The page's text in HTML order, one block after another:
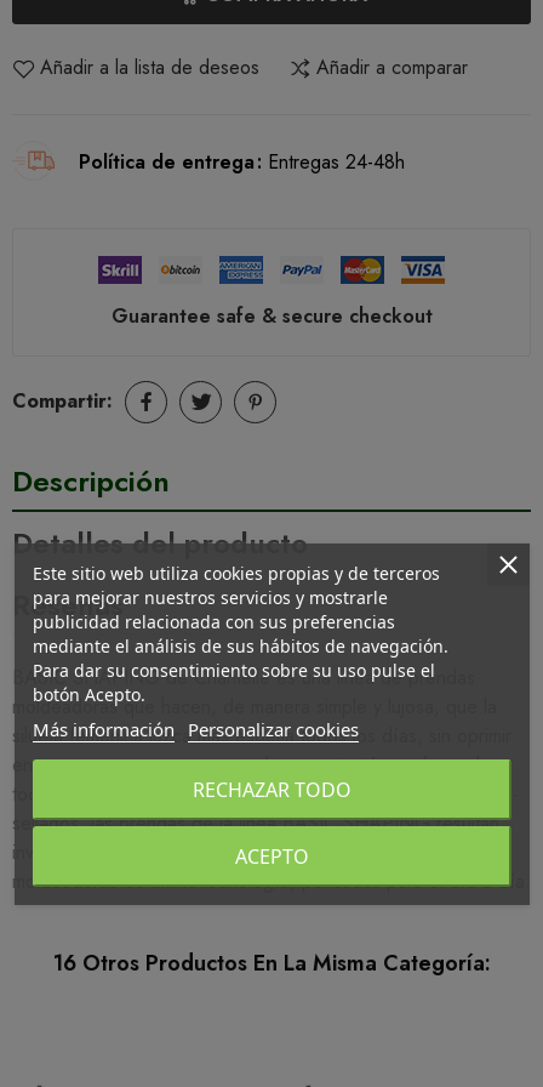
Añadir a la lista de deseos Añadir a comparar
Política de entrega Entregas 24-48h
Guarantee safe & secure checkout
Compartir:
Descripción
Detalles del producto
Reseñas
BASIC SHAPING de Chantelle es una linea de prendas
moldeadoras que hacen, de manera simple y lujosa, que la
silueta femenina luzca más esbelta todos los días, sin oprimir
en exceso pero proporcionando una sujeción perfecta de
todo el cuerpo. Al no llevar costuras y sus remates ser termo-
sellados, las prendas de la linea BASIC SHAPING resultan
invisibles bajo la ropa e increiblemente cómodas. Prendas
moldeadoras de última tecnología, pensadas para el día a día.
16 Otros Productos En La Misma Categoría:
Este sitio web utiliza cookies propias y de terceros
para mejorar nuestros servicios y mostrarle
publicidad relacionada con sus preferencias
mediante el análisis de sus hábitos de navegación.
Para dar su consentimiento sobre su uso pulse el
botón Acepto.
Más información Personalizar cookies
RECHAZAR TODO
ACEPTO